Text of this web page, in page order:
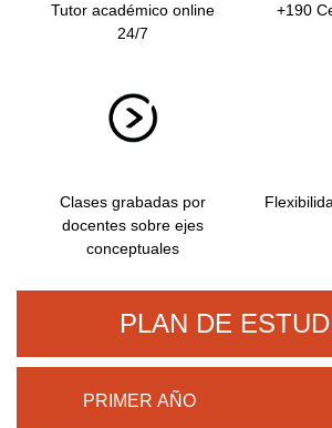
Tutor académico online
24/7
+190
Clases grabadas por
docentes sobre ejes
conceptuales
PLAN DE
PRIMER AÑO